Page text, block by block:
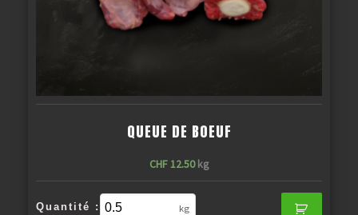
QUEUE DE BOEUF
CHF12.50 kg
Quantité : kg